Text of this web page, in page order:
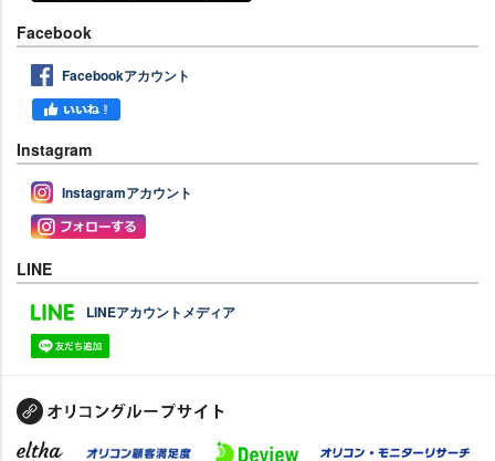
Facebook
Facebookアカウント
Instagram
Instagramアカウント
LINE
LINEアカウントメディア